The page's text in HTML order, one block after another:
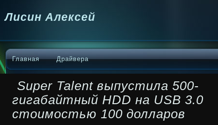
Лисин Алексей
Главная Драйвера
Super Talent выпустила 500-
гигабайтный HDD на USB 3.0
стоимостью 100 долларов